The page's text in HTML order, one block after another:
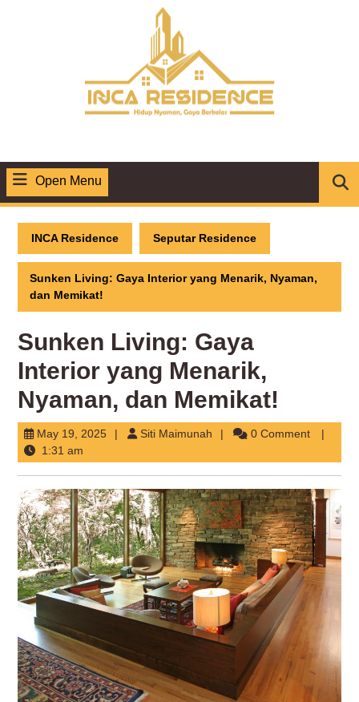
Open Menu
Menu
INCA Residence Seputar Residence
Sunken Living: Gaya Interior yang Menarik, Nyaman,
dan Memikat!
Sunken Living: Gaya
Interior yang Menarik,
Nyaman, dan Memikat!
May 19, 2025May
2025
Siti Maimunah Siti
0 Comment
1:31 am